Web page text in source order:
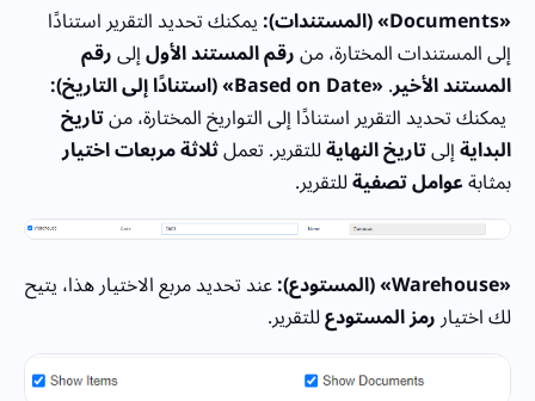
«Documents» (المستندات): يمكنك تحديد التقرير استنادًا
إلى المستندات المختارة، منرقم المستند الأولإلىرقم
المستند الأخير. «Based on Date» (استنادًا إلى التاريخ):
يمكنك تحديد التقرير استنادًا إلى التواريخ المختارة، منتاريخ
البدايةإلىتاريخ النهايةللتقرير. تعملثلاثة مربعات اختيار
بمثابةعوامل تصفيةللتقرير.
«Warehouse» (المستودع): عند تحديد مربع الاختيار هذا، يتيح
لك اختياررمز المستودعللتقرير.